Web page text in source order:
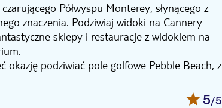
Półwyspu Monterey, słynącego z
znaczenia. Podziwiaj widoki na Cannery
sklepy i restauracje z widokiem na
okazję podziwiać pole golfowe Pebble Beach, z
do malowniczego Carmel-by-the-Sea,
ozdobionym uroczymi sklepami i 5/5